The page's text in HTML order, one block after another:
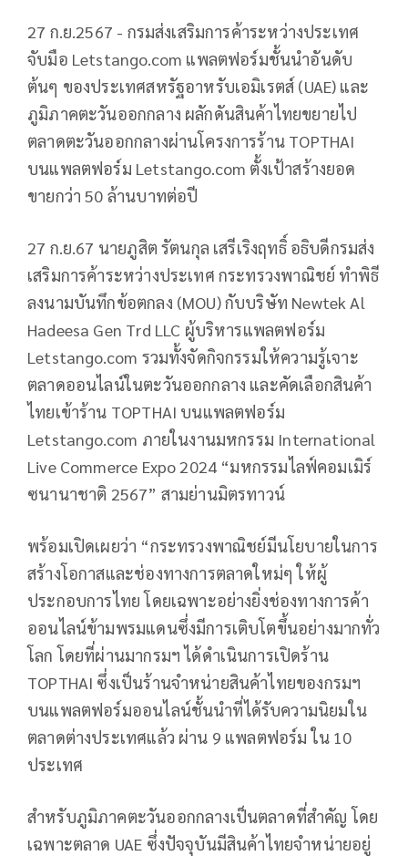
27 ก.ย.2567 - กรมส่งเสริมการค้าระหว่างประเทศ
จับมือ Letstango.com แพลตฟอร์มชั้นนำอันดับ
ต้นๆ ของประเทศสหรัฐอาหรับเอมิเรตส์ (UAE) และ
ภูมิภาคตะวันออกกลาง ผลักดันสินค้าไทยขยายไป
ตลาดตะวันออกกลางผ่านโครงการร้าน TOPTHAI
บนแพลตฟอร์ม Letstango.com ตั้งเป้าสร้างยอด
ขายกว่า 50 ล้านบาทต่อปี
27 ก.ย.67 นายภูสิต รัตนกุล เสรีเริงฤทธิ์ อธิบดีกรมส่ง
เสริมการค้าระหว่างประเทศ กระทรวงพาณิชย์ ทำพิธี
ลงนามบันทึกข้อตกลง (MOU) กับบริษัท Newtek Al
Hadeesa Gen Trd LLC ผู้บริหารแพลตฟอร์ม
Letstango.com รวมทั้งจัดกิจกรรมให้ความรู้เจาะ
ตลาดออนไลน์ในตะวันออกกลาง และคัดเลือกสินค้า
ไทยเข้าร้าน TOPTHAI บนแพลตฟอร์ม
Letstango.com ภายในงานมหกรรม International
Live Commerce Expo 2024 “มหกรรมไลฟ์คอมเมิร์
ซนานาชาติ 2567” สามย่านมิตรทาวน์
พร้อมเปิดเผยว่า “กระทรวงพาณิชย์มีนโยบายในการ
สร้างโอกาสและช่องทางการตลาดใหม่ๆ ให้ผู้
ประกอบการไทย โดยเฉพาะอย่างยิ่งช่องทางการค้า
ออนไลน์ข้ามพรมแดนซึ่งมีการเติบโตขึ้นอย่างมากทั่ว
โลก โดยที่ผ่านมากรมฯ ได้ดำเนินการเปิดร้าน
TOPTHAI ซึ่งเป็นร้านจำหน่ายสินค้าไทยของกรมฯ
บนแพลตฟอร์มออนไลน์ชั้นนำที่ได้รับความนิยมใน
ตลาดต่างประเทศแล้ว ผ่าน 9 แพลตฟอร์ม ใน 10
ประเทศ
สำหรับภูมิภาคตะวันออกกลางเป็นตลาดที่สำคัญ โดย
เฉพาะตลาด UAE ซึ่งปัจจุบันมีสินค้าไทยจำหน่ายอยู่